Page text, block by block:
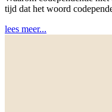
tijd dat het woord
lees meer...